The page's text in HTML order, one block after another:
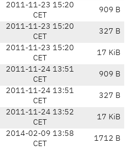
2011-11-23 15:20
CET
909 B
2011-11-23 15:20
CET
327 B
2011-11-23 15:20
CET
17 KiB
2011-11-24 13:51
CET
909 B
2011-11-24 13:51
CET
327 B
2011-11-24 13:52
CET
17 KiB
2014-02-09 13:58
CET
1712 B